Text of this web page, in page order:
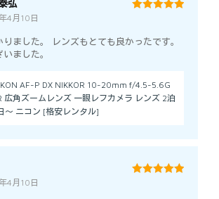
弘
4月10日
ました。 レンズもとても良かったです。
ました。
AF-P DX NIKKOR 10-20mm f/4.5-5.6G
広角ズームレンズ 一眼レフカメラ レンズ 2泊
～ ニコン [格安レンタル]
4月10日